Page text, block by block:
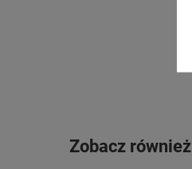
Zobacz również